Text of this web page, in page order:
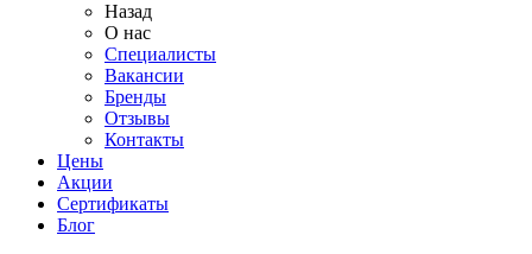
Назад
О нас
Специалисты
Вакансии
Бренды
Отзывы
Контакты
Цены
Акции
Сертификаты
Блог